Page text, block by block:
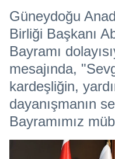
Güneydoğu
Birliği Başkanı
Bayramı
mesajında,
kardeşliğin,
dayanışmanın
Bayramımız